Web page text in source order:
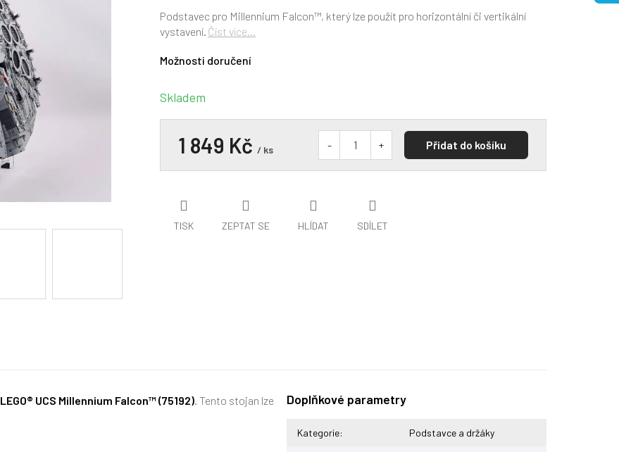
Skladem
Možnosti doručení
Podstavec pro Millennium Falcon™, který lze použít pro horizontální či vertikální
vystavení. Číst více...
TISK ZEPTAT SE HLÍDAT SDÍLET
produktu
je
0,0
z
5
1 849 Kč / ks Přidat do košíku
LEGO® UCS Millennium Falcon™ (75192) . Tento stojan lze
Doplňkové parametry
Kategorie: Podstavce a držáky